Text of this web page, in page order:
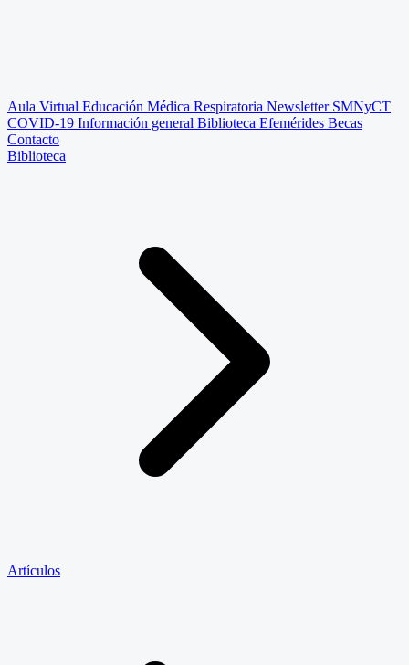
Aula Virtual Educación Médica Respiratoria Newsletter SMNyCT
COVID-19 Información general Biblioteca Efemérides Becas
Contacto
Biblioteca
Artículos